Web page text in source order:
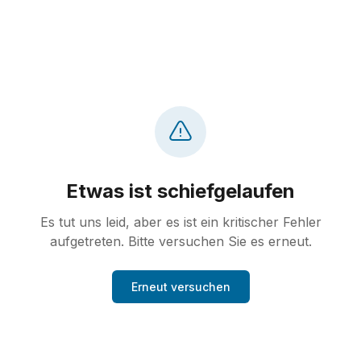
Etwas ist schiefgelaufen
Es tut uns leid, aber es ist ein kritischer Fehler
aufgetreten. Bitte versuchen Sie es erneut.
Erneut versuchen